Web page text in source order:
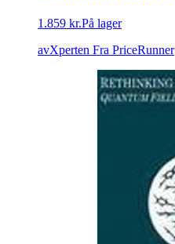
1.859 kr.På lager
avXperten Fra PriceRunner